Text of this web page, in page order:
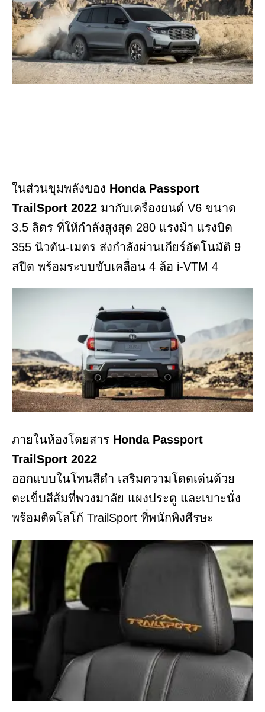
ในส่วนขุมพลังของ Honda Passport
TrailSport 2022 มากับเครื่องยนต์ V6 ขนาด
3.5 ลิตร ที่ให้กำลังสูงสุด 280 แรงม้า แรงบิด
355 นิวตัน-เมตร ส่งกำลังผ่านเกียร์อัตโนมัติ 9
สปีด พร้อมระบบขับเคลื่อน 4 ล้อ i-VTM 4
ภายในห้องโดยสาร Honda Passport
TrailSport 2022
ออกแบบในโทนสีดำ เสริมความโดดเด่นด้วย
ตะเข็บสีส้มที่พวงมาลัย แผงประตู และเบาะนั่ง
พร้อมติดโลโก้ TrailSport ที่พนักพิงศีรษะ